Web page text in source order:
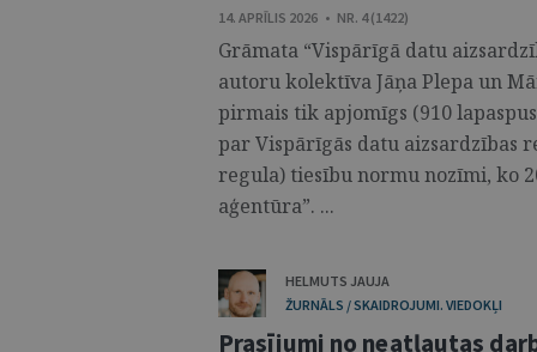
14. APRĪLIS 2026 • NR. 4 (1422)
Grāmata “Vispārīgā datu
autoru kolektīva Jāņa Plepa un
pirmais tik apjomīgs (910
par Vispārīgās datu aizsardzības
regula) tiesību normu nozīmi, ko
aģentūra”. ...
HELMUTS JAUJA
ŽURNĀLS / SKAIDROJUMI. VIEDOKĻI
Prasījumi no neatļautas